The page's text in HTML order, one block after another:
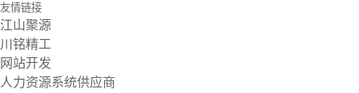
友情链接
江山聚源
川铭精工
网站开发
人力资源系统供应商